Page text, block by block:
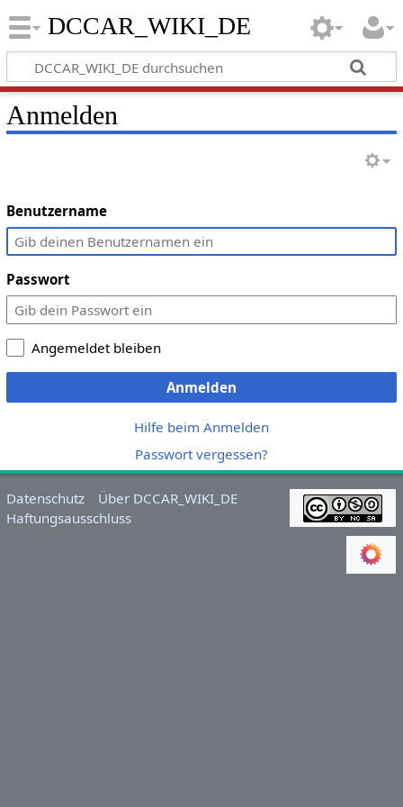
DCCAR_WIKI_DE
Anmelden
Benutzername
Passwort
Angemeldet bleiben
Anmelden
Hilfe beim Anmelden
Passwort vergessen?
Datenschutz
Über DCCAR_WIKI_DE
Haftungsausschluss